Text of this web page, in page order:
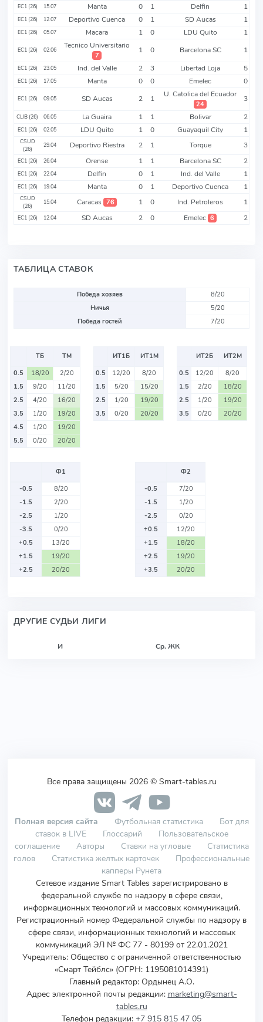
EC1 (26) 15.07 Manta 0 1 Delfin 1
EC1 (26) 12.07 Deportivo Cuenca 0 1 SD Aucas 1
EC1 (26) 05.07 Macara 1 0 LDU Quito 1
EC1 (26) 02.06 Tecnico Universitario
7
1 0 Barcelona SC 1
EC1 (26) 23.05 Ind. del Valle 2 3 Libertad Loja 5
EC1 (26) 17.05 Manta 0 0 Emelec 0
EC1 (26) 09.05 SD Aucas 2 1 U. Catolica del Ecuador
24
3
CLIB (26) 06.05 La Guaira 1 1 Bolivar 2
EC1 (26) 02.05 LDU Quito 1 0 Guayaquil City 1
CSUD
(26)
29.04 Deportivo Riestra 2 1 Torque 3
EC1 (26) 26.04 Orense 1 1 Barcelona SC 2
EC1 (26) 22.04 Delfin 0 1 Ind. del Valle 1
EC1 (26) 19.04 Manta 0 1 Deportivo Cuenca 1
CSUD
(26)
15.04 Caracas 76 1 0 Ind. Petroleros 1
EC1 (26) 12.04 SD Aucas 2 0 Emelec 6 2
ТАБЛИЦА СТАВОК
Победа хозяев
8/20
Ничья
5/20
Победа гостей
7/20
ТБ
ТМ
0.5
18/20
2/20
1.5
9/20
11/20
2.5
4/20
16/20
3.5
1/20
19/20
4.5
1/20
19/20
5.5
0/20 20/20
ИТ1Б
ИТ1М
0.5
12/20
8/20
1.5
5/20
15/20
2.5
1/20
19/20
3.5
0/20 20/20
ИТ2Б
ИТ2М
0.5
12/20
8/20
1.5
2/20
18/20
2.5
1/20
19/20
3.5
0/20 20/20
Ф1
-0.5
8/20
-1.5
2/20
-2.5
1/20
-3.5
0/20
+0.5
13/20
+1.5
19/20
+2.5
20/20
Ф2
-0.5
7/20
-1.5
1/20
-2.5
0/20
+0.5
12/20
+1.5
18/20
+2.5
19/20
+3.5
20/20
ДРУГИЕ СУДЬИ ЛИГИ
И Ср. ЖК
Все права защищены 2026 © Smart-tables.ru
Полная версия сайта Футбольная статистика
Бот для
ставок в LIVE
Глоссарий
Пользовательское
соглашение
Авторы Ставки на угловые
Статистика
голов
Статистика желтых карточек
Профессиональные
капперы Рунета
Сетевое издание Smart Tables зарегистрировано в
федеральной службе по надзору в сфере связи,
информационных технологий и массовых коммуникаций.
Регистрационный номер Федеральной службы по надзору в
сфере связи, информационных технологий и массовых
коммуникаций ЭЛ № ФС 77 - 80199 от 22.01.2021
Учредитель: Общество с ограниченной ответственностью
«Смарт Тейблс» (ОГРН: 1195081014391)
Главный редактор: Ордынец А.О.
Адрес электронной почты редакции: marketing@smart-
tables.ru
Телефон редакции: +7 915 815 47 05